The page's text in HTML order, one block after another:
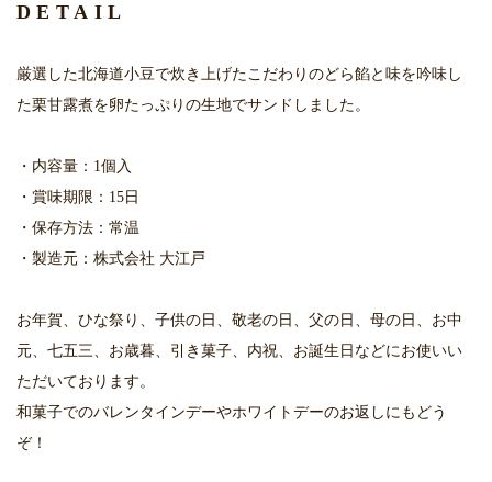
DETAIL
厳選した北海道小豆で炊き上げたこだわりのどら餡と味を吟味し
た栗甘露煮を卵たっぷりの生地でサンドしました。
・内容量：1個入
・賞味期限：15日
・保存方法：常温
・製造元：株式会社 大江戸
お年賀、ひな祭り、子供の日、敬老の日、父の日、母の日、お中
元、七五三、お歳暮、引き菓子、内祝、お誕生日などにお使いい
ただいております。
和菓子でのバレンタインデーやホワイトデーのお返しにもどう
ぞ！